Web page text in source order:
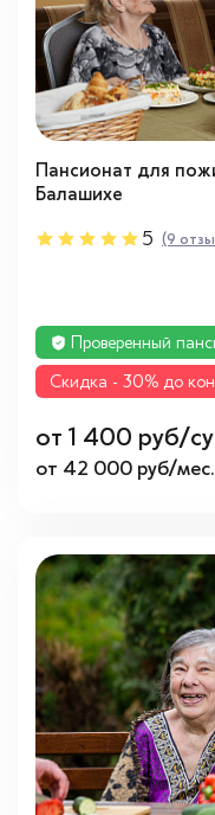
Пансионат для
Балашихе
5 (9
Проверенный
Cкидка - 30% до
от 1 400 руб/
от 42 000 руб/мес.